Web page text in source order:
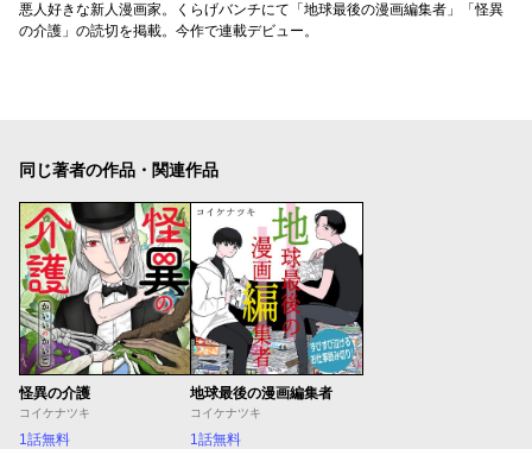
悪人好きな新人漫画家。くらげバンチにて「地球最後の漫画編集者」「怪異
の介護」の読切を掲載。今作で連載デビュー。
同じ著者の作品・関連作品
怪異の介護
コイケナツキ
1話無料
地球最後の漫画編集者
コイケナツキ
1話無料